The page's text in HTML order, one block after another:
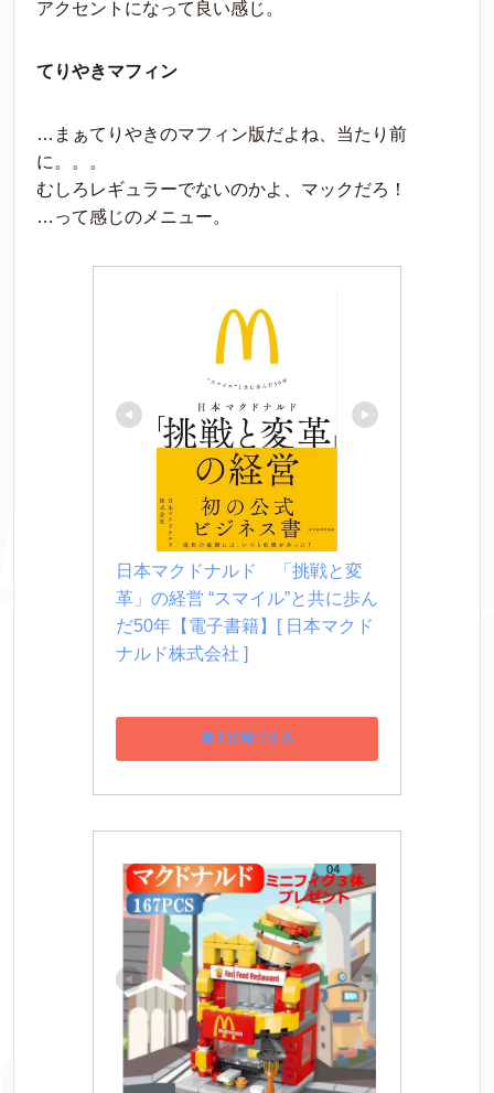
アクセントになって良い感じ。
てりやきマフィン
…まぁてりやきのマフィン版だよね、当たり前
に。。。
むしろレギュラーでないのかよ、マックだろ！
…って感じのメニュー。
日本マクドナルド　「挑戦と変
革」の経営 “スマイル”と共に歩ん
だ50年【電子書籍】[ 日本マクド
ナルド株式会社 ]
楽天市場で見る